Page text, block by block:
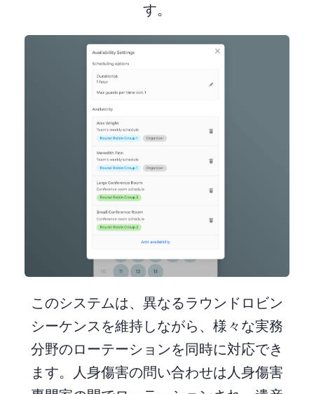
す。
このシステムは、異なるラウンドロビン
シーケンスを維持しながら、様々な実務
分野のローテーションを同時に対応でき
ます。人身傷害の問い合わせは人身傷害